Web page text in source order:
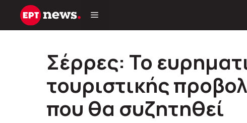
Μετάβαση
Σέρρες: Το
τουριστικής
που θα συζητηθεί